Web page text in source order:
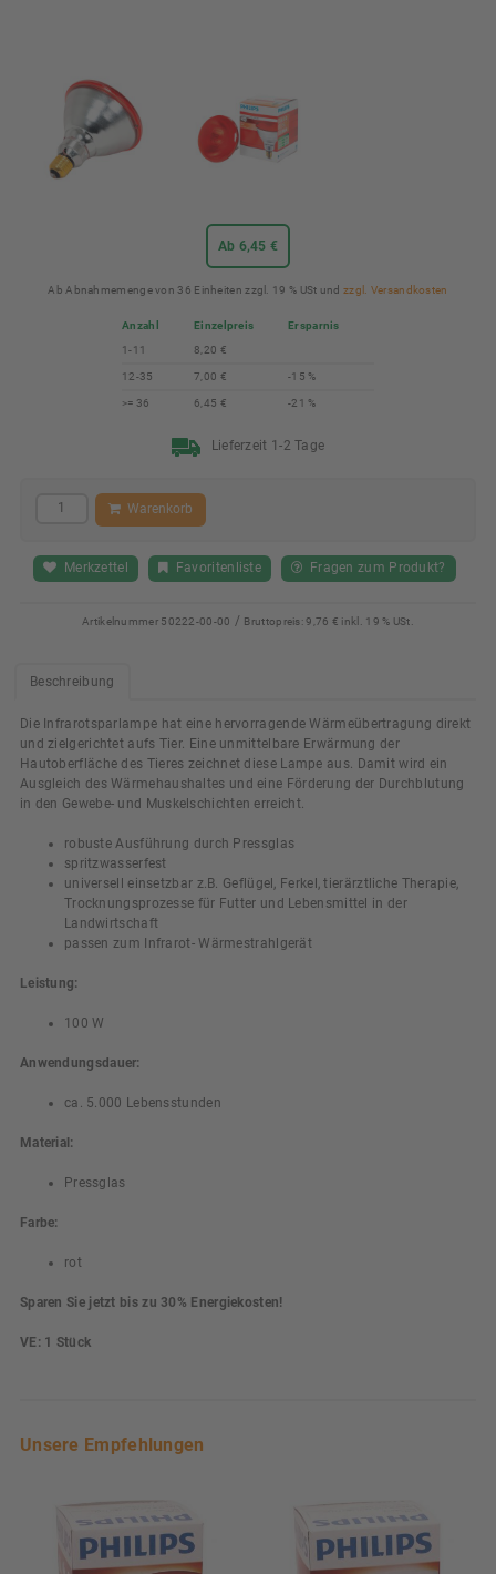
Ab 6,45 €
Ab Abnahmemenge von 36 Einheiten zzgl. 19 % USt und zzgl. Versandkosten
Anzahl Einzelpreis
Ersparnis
1-11
8,20 €
12-35 7,00 € -15 %
>= 36 6,45 € -21 %
Lieferzeit 1-2 Tage
Warenkorb
Merkzettel Favoritenliste Fragen zum Produkt?
Artikelnummer 50222-00-00 / Bruttopreis:9,76 € inkl. 19 % USt.
Beschreibung
Die Infrarotsparlampe hat eine hervorragende Wärmeübertragung direkt
und zielgerichtet aufs Tier. Eine unmittelbare Erwärmung der
Hautoberfläche des Tieres zeichnet diese Lampe aus. Damit wird ein
Ausgleich des Wärmehaushaltes und eine Förderung der Durchblutung
in den Gewebe- und Muskelschichten erreicht.
robuste Ausführung durch Pressglas
spritzwasserfest
universell einsetzbar z.B. Geflügel, Ferkel, tierärztliche Therapie,
Trocknungsprozesse für Futter und Lebensmittel in der
Landwirtschaft
passen zum Infrarot- Wärmestrahlgerät
Leistung:
100 W
Anwendungsdauer:
ca. 5.000 Lebensstunden
Material:
Pressglas
Farbe:
rot
Sparen Sie jetzt bis zu 30% Energiekosten!
VE: 1 Stück
Unsere Empfehlungen